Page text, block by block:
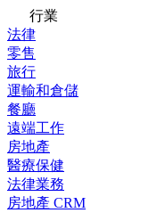
行業
法律
零售
旅行
運輸和倉儲
餐廳
遠端工作
房地產
醫療保健
法律業務
房地產 CRM